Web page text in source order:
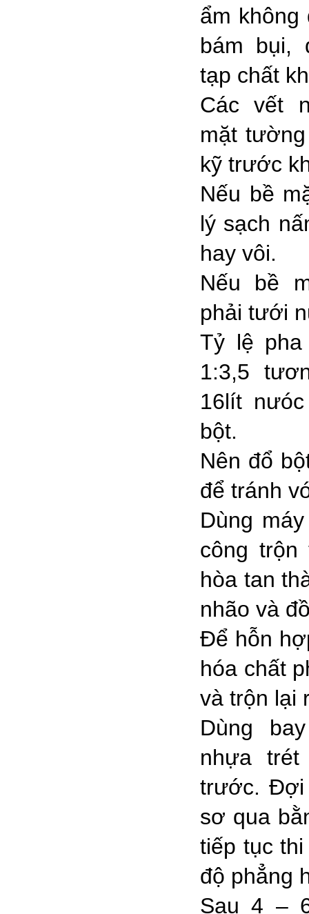
ẩm không
bám bụi,
tạp chất
Các vết
mặt
kỹ trước
Nếu bề
lý sạch
hay vôi.
Nếu bề
phải tưới
Tỷ lệ
1:3,5
16lít
bột.
Nên đổ
để tránh
Dùng
công trộn
hòa tan
nhão và
Để hỗn
hóa chất
và trộn lại
Dùng
nhựa
trước. Đợi
sơ qua
tiếp tục
độ phẳng
Sau 4 –